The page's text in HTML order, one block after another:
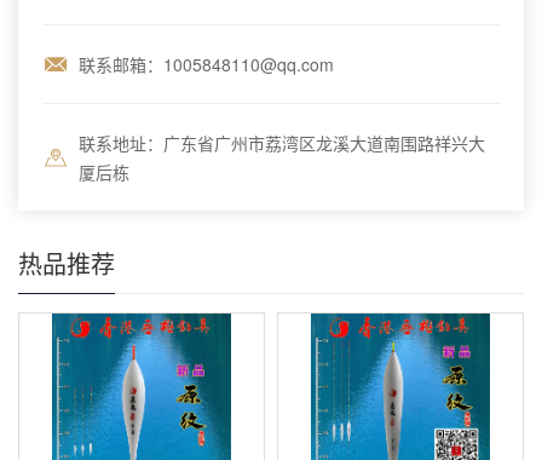
联系邮箱：1005848110@qq.com
联系地址：广东省广州市荔湾区龙溪大道南围路祥兴大
厦后栋
热品推荐